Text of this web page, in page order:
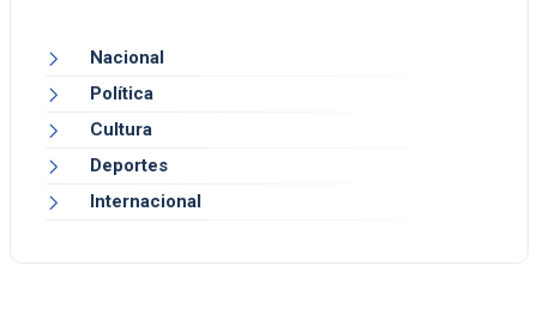
Nacional
Política
Cultura
Deportes
Internacional